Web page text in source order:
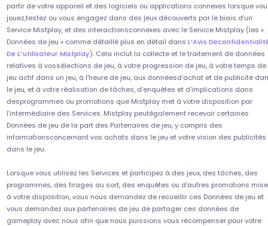
partir de votre appareil et des logiciels ou applications connexes lorsque
jouez,testez ou vous engagez dans des jeux découverts par le biais d’un
Service Mistplay, et des interactionsconnexes avec le Service Mistplay (les «
Données de jeu » comme détaillé plus en détail dans L’Avis
De L’utilisateur Mistplay). Cela inclut la collecte et le traitement de données
relatives à vossélections de jeu, à votre progression de jeu, à votre temps de
jeu actif dans un jeu, à l’heure de jeu, aux donnéesd’achat et de publicité
le jeu, et à votre réalisation de tâches, d’enquêtes et d’implications dans
desprogrammes ou promotions que Mistplay met à votre disposition par
l’intermédiaire des Services. Mistplay peutégalement recevoir certaines
Données de jeu de la part des Partenaires de jeu, y compris des
informationsconcernant vos achats dans le jeu et votre vision des publicités
dans le jeu.
Lorsque vous utilisez les Services et participez à des jeux, des tâches, des
programmes, des tirages au sort, des enquêtes ou d’autres promotions
à votre disposition, vous nous demandez de recueillir ces Données de jeu et
vous demandez aux partenaires de jeu de partager ces données de
gameplay avec nous afin que nous puissions vous récompenser pour votre